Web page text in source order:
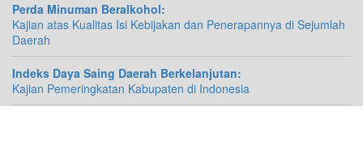
Perda Minuman Beralkohol:
Kajian atas Kualitas Isi Kebijakan dan Penerapannya di Sejumlah
Daerah
Indeks Daya Saing Daerah Berkelanjutan:
Kajian Pemeringkatan Kabupaten di Indonesia